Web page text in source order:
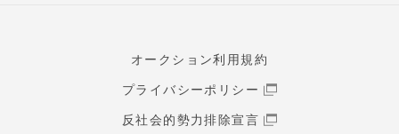
オークション利用規約
プライバシーポリシー
反社会的勢力排除宣言